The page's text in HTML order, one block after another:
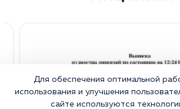
Для обеспечения оптимальной
использования и улучшения
сайте используются